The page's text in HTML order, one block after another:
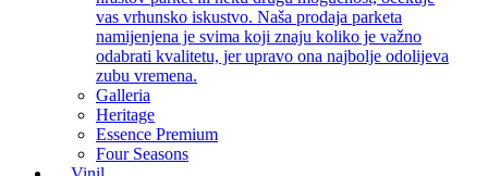
vas vrhunsko iskustvo. Naša prodaja parketa
namijenjena je svima koji znaju koliko je važno
odabrati kvalitetu, jer upravo ona najbolje odolijeva
zubu vremena.
Galleria
Heritage
Essence Premium
Four Seasons